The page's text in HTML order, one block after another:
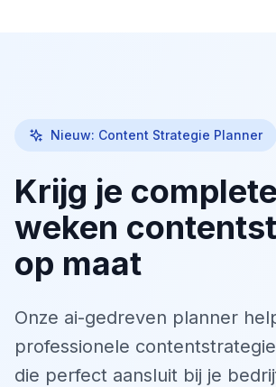
Nieuw: Content Strategie Planner
Krijg je
weken
op maat
Onze ai-gedreven planner
professionele
die perfect aansluit bij je